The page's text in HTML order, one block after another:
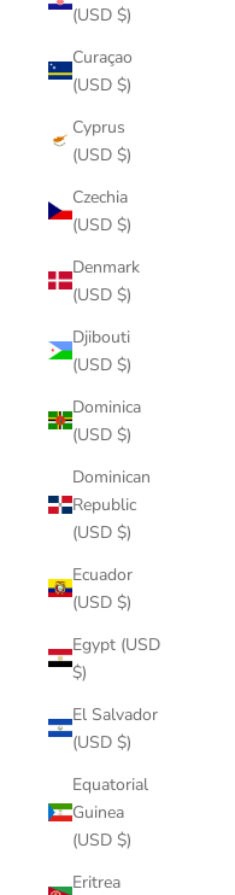
(USD $)
Curaçao
(USD $)
Cyprus
(USD $)
Czechia
(USD $)
Denmark
(USD $)
Djibouti
(USD $)
Dominica
(USD $)
Dominican
Republic
(USD $)
Ecuador
(USD $)
Egypt (USD
$)
El Salvador
(USD $)
Equatorial
Guinea
(USD $)
Eritrea